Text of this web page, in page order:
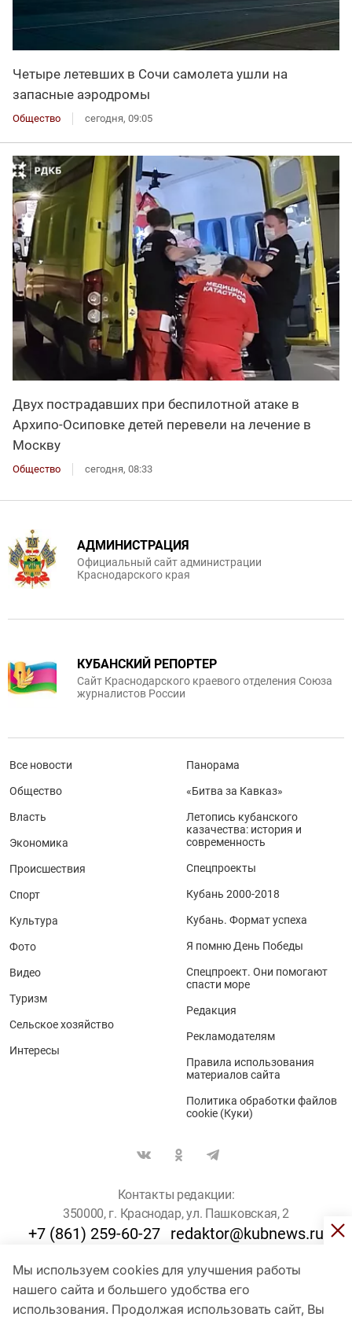
Четыре летевших в Сочи самолета ушли на
запасные аэродромы
Общество сегодня, 09:05
Двух пострадавших при беспилотной атаке в
Архипо-Осиповке детей перевели на лечение в
Москву
Общество сегодня, 08:33
Мы используем cookies для улучшения работы
нашего сайта и большего удобства его
использования. Продолжая использовать сайт, Вы
АДМИНИСТРАЦИЯ
Официальный сайт администрации
Краснодарского края
КУБАНСКИЙ РЕПОРТЕР
Сайт Краснодарского краевого отделения Союза
журналистов России
Все новости
Общество
Власть
Экономика
Происшествия
Спорт
Культура
Фото
Видео
Туризм
Сельское хозяйство
Интересы
Панорама
«Битва за Кавказ»
Летопись кубанского
казачества: история и
современность
Спецпроекты
Кубань 2000-2018
Кубань. Формат успеха
Я помню День Победы
Спецпроект. Они помогают
спасти море
Редакция
Рекламодателям
Правила использования
материалов сайта
Политика обработки файлов
cookie (Куки)
Контакты редакции:
350000, г. Краснодар, ул. Пашковская, 2
+7 (861) 259-60-27 redaktor@kubnews.ru
Для пользователей старше 16 лет
© Кубанские Новости, 2017